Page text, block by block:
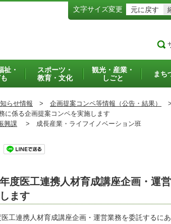
文字サイズ変更 元に戻す
祉・
スポーツ・
教育・文化
観光・産業・
しごと
まち
らせ情報 > 企画提案コンペ等情報（公告・結果）
>
係る企画提案コンペを実施します
興課 > 成長産業・ライフイノベーション班
度医工連携人材育成講座企画・運
ます
工連携人材育成講座企画・運営業務を委託するに